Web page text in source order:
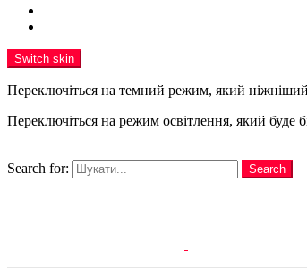
Switch skin
Переключіться на темний режим, який
Переключіться на режим освітлення, який
Search for:
Search